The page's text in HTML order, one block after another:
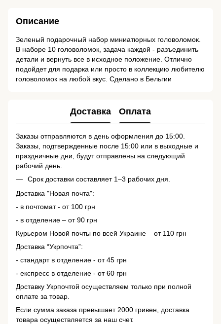
Описание
Зеленый подарочный набор миниатюрных головоломок.
В наборе 10 головоломок, задача каждой - разъединить
детали и вернуть все в исходное положение. Отлично
подойдет для подарка или просто в коллекцию любителю
головоломок на любой вкус. Сделано в Бельгии
Доставка Оплата
Заказы отправляются в день оформления до 15:00.
Заказы, подтвержденные после 15:00 или в выходные и
праздничные дни, будут отправлены на следующий
рабочий день.
Срок доставки составляет 1–3 рабочих дня.
Доставка "Новая почта":
- в почтомат - от 100 грн
- в отделение – от 90 грн
Курьером Новой почты по всей Украине – от 110 грн
Доставка “Укрпочта”:
- стандарт в отделение - от 45 грн
- експресс в отделение - от 60 грн
Доставку Укрпочтой осуществляем только при полной
оплате за товар.
Если сумма заказа превышает 2000 гривен, доставка
товара осуществляется за наш счет.